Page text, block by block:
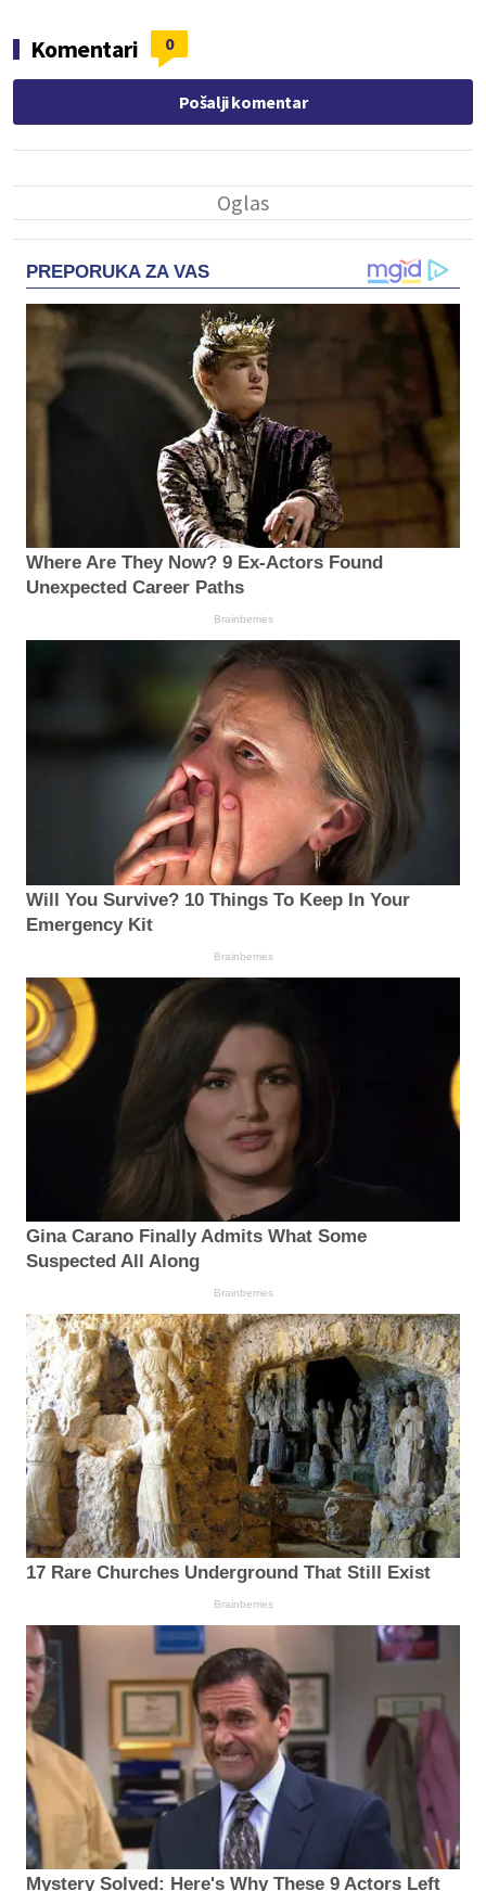
Komentari 0
Pošalji komentar
PREPORUKA ZA VAS
Where Are They Now? 9 Ex-Actors Found
Unexpected Career Paths
Brainberries
Will You Survive? 10 Things To Keep In Your
Emergency Kit
Brainberries
Gina Carano Finally Admits What Some
Suspected All Along
Brainberries
17 Rare Churches Underground That Still Exist
Brainberries
Mystery Solved: Here's Why These 9 Actors Left